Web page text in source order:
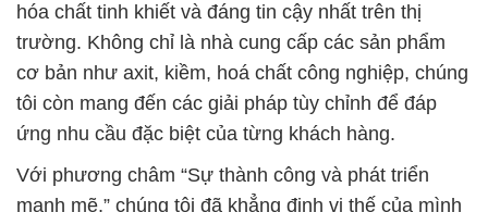
hóa chất tinh khiết và đáng tin cậy nhất trên thị
trường. Không chỉ là nhà cung cấp các sản phẩm
cơ bản như axit, kiềm, hoá chất công nghiệp, chúng
tôi còn mang đến các giải pháp tùy chỉnh để đáp
ứng nhu cầu đặc biệt của từng khách hàng.
Với phương châm “Sự thành công và phát triển
mạnh mẽ,” chúng tôi đã khẳng định vị thế của mình